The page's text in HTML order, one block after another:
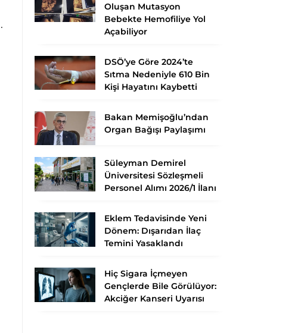
Oluşan Mutasyon
Bebekte Hemofiliye Yol
Açabiliyor
DSÖ’ye Göre 2024’te
Sıtma Nedeniyle 610 Bin
Kişi Hayatını Kaybetti
Bakan Memişoğlu’ndan
Organ Bağışı Paylaşımı
Süleyman Demirel
Üniversitesi Sözleşmeli
Personel Alımı 2026/1 İlanı
Eklem Tedavisinde Yeni
Dönem: Dışarıdan İlaç
Temini Yasaklandı
Hiç Sigara İçmeyen
Gençlerde Bile Görülüyor:
Akciğer Kanseri Uyarısı